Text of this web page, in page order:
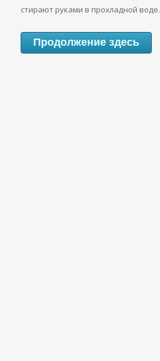
стирают руками в прохладной воде.
Продолжение здесь